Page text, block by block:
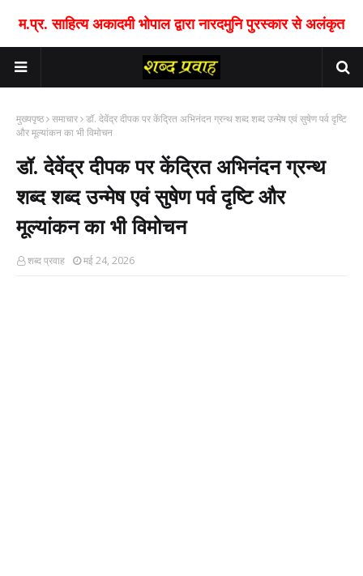
म.प्र. साहित्य अकादमी भोपाल द्वारा नारदमुनि पुरस्कार से अलंकृत
मुख्यपृष्ठ समाचार डॉ. देवेंद्र दीपक पर केंद्रित अभिनंदन ग्रन्थ शब्द शब्द उन्मेष एवं सुषेण पर्व दृष्टि
और मूल्यांकन का भी विमोचन
डॉ. देवेंद्र दीपक पर केंद्रित अभिनंदन ग्रन्थ
शब्द शब्द उन्मेष एवं सुषेण पर्व दृष्टि और
मूल्यांकन का भी विमोचन
शब्द प्रवाह मई 24, 2026